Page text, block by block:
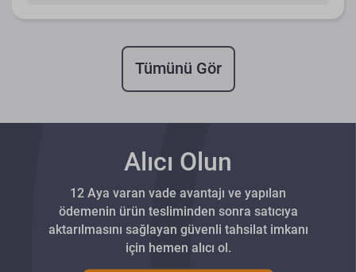
Tümünü Gör
Alıcı Olun
12 Aya varan vade avantajı ve yapılan
ödemenin ürün tesliminden sonra satıcıya
aktarılmasını sağlayan güvenli tahsilat imkanı
için hemen alıcı ol.